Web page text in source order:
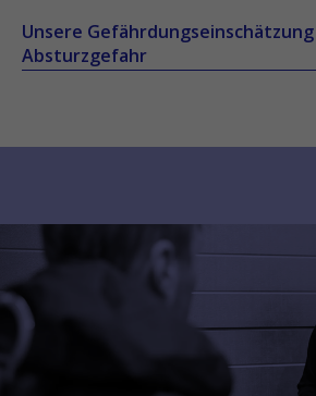
Unsere
Absturzgefahr